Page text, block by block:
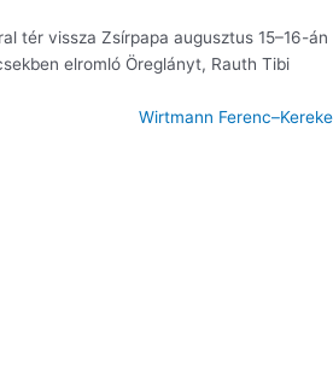
tér vissza Zsírpapa augusztus 15–16-án
elromló Öreglányt, Rauth Tibi